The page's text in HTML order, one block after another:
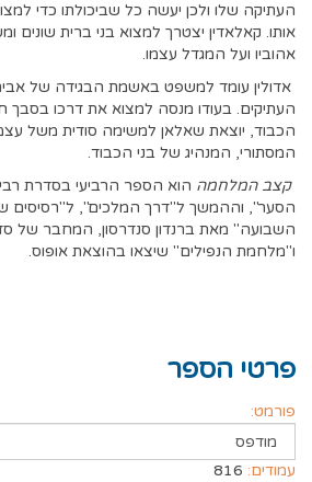
העתיקה שלו ולכן יעשה כל שביכולתו כדי
אותו. קאלאדין יצטרך למצוא בני ברית שונים
אהוביו ועל המגדל עצמו.
אדולין עומד למשפט באשמת הבגידה של
העתיקים. בעודו מנסה למצוא את דרכו בסבך
הכבוד, יוצאת שאלאן למשימה סודית משל
המסתורי, המנהיג של בני הכבוד.
קצב המלחמה הוא הספר הרביעי בסדרת
הסער", וההמשך ל"דרך המלכים", ל"רסיסים
השבועה" מאת ברנדון סנדרסון, המחבר של
ו"מלחמת הנפילים" שיצאו בהוצאת אופוס.
פרטי הספר
פורמט:
עמודים: 816